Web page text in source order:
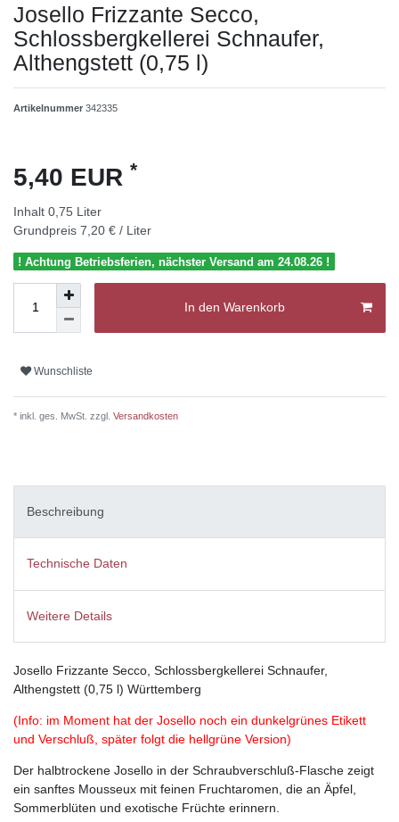
Josello Frizzante Secco,
Schlossbergkellerei Schnaufer,
Althengstett (0,75 l)
Artikelnummer 342335
5,40 EUR *
Inhalt 0,75 Liter
Grundpreis 7,20 € / Liter
! Achtung Betriebsferien, nächster Versand am 24.08.26 !
In den Warenkorb
Wunschliste
* inkl. ges. MwSt. zzgl. Versandkosten
Beschreibung
Technische Daten
Weitere Details
Josello Frizzante Secco, Schlossbergkellerei Schnaufer,
Althengstett (0,75 l) Württemberg
(Info: im Moment hat der Josello noch ein dunkelgrünes Etikett
und Verschluß, später folgt die hellgrüne Version)
Der halbtrockene Josello in der Schraubverschluß-Flasche zeigt
ein sanftes Mousseux mit feinen Fruchtaromen, die an Äpfel,
Sommerblüten und exotische Früchte erinnern.